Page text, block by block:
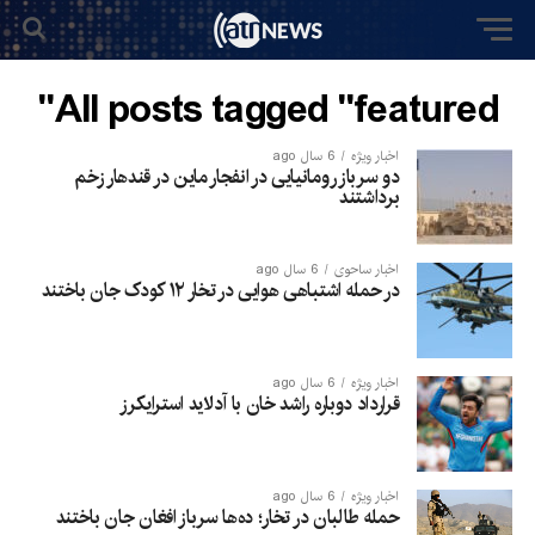
All posts tagged "featured"
اخبار ویژه 6 سال ago
دو سرباز رومانیایی در انفجار ماین در قندهار زخم
برداشتند
اخبار ساحوی 6 سال ago
در حمله اشتباهی هوایی در تخار ۱۲ کودک جان باختند
اخبار ویژه 6 سال ago
قرارداد دوباره راشد خان با آدلاید استرایکرز
اخبار ویژه 6 سال ago
حمله طالبان در تخار؛ ده‌ها سرباز افغان جان باختند